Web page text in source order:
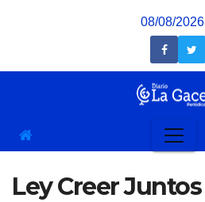
08/08/2026
Ley Creer Juntos